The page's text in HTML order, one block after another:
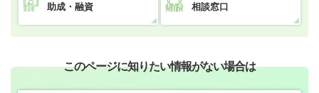
助成・融資 相談窓口
このページに知りたい情報がない場合は